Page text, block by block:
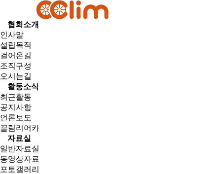
협회소개
인사말
설립목적
걸어온길
조직구성
오시는길
활동소식
최근활동
공지사항
언론보도
끌림리어카
자료실
일반자료실
동영상자료
포토갤러리